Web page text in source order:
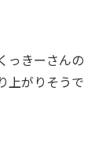
っきーさんの
上がりそうで